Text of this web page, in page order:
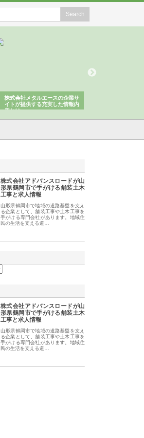
株式会社メタルエースの企業サ
イトが提供する充実した情報内
容とは
株式会社アドバンスロードが山
形県鶴岡市で手がける舗装土木
工事と求人情報
山形県鶴岡市で地域の道路基盤を支え
る企業として、舗装工事や土木工事を
手がける専門会社があります。地域住
民の生活を支える道…
株式会社アドバンスロードが山
形県鶴岡市で手がける舗装土木
工事と求人情報
山形県鶴岡市で地域の道路基盤を支え
る企業として、舗装工事や土木工事を
手がける専門会社があります。地域住
民の生活を支える道…